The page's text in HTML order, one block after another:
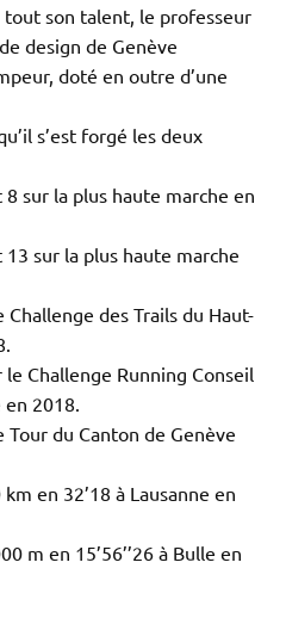
tout son talent, le professeur
design de Genève
doté en outre d’une
s’est forgé les deux
sur la plus haute marche en
sur la plus haute marche
des Trails du Haut-
Challenge Running Conseil
en 2018.
du Canton de Genève
en 32’18 à Lausanne en
m en 15’56’’26 à Bulle en